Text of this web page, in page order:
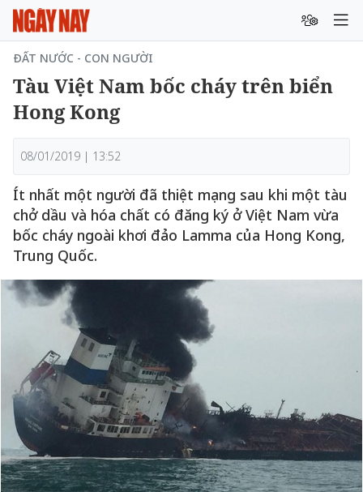
ĐẤT NƯỚC - CON NGƯỜI
Tàu Việt Nam bốc cháy trên biển
Hong Kong
08/01/2019 | 13:52
Ít nhất một người đã thiệt mạng sau khi một tàu
chở dầu và hóa chất có đăng ký ở Việt Nam vừa
bốc cháy ngoài khơi đảo Lamma của Hong Kong,
Trung Quốc.